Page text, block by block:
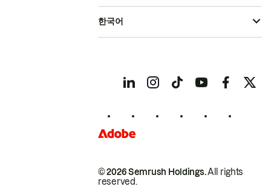
© 2026 Semrush Holdings.All rights
reserved.
한국어